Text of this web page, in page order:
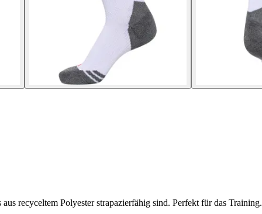
recyceltem Polyester strapazierfähig sind. Perfekt für das Training.